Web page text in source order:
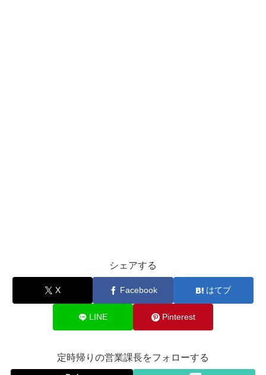
シェアする
X Facebook はてブ
LINE Pinterest
定時帰りの営業課長をフォローする